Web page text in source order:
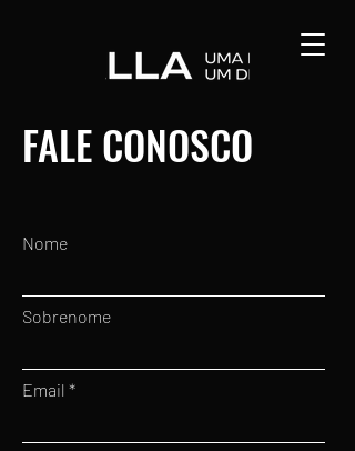
FALE CONOSCO
Nome
Sobrenome
Email